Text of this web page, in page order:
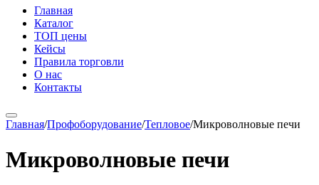
Главная
Каталог
ТОП цены
Кейсы
Правила торговли
О нас
Контакты
Главная/Профоборудование/Тепловое/Микроволновые печи
Микроволновые печи